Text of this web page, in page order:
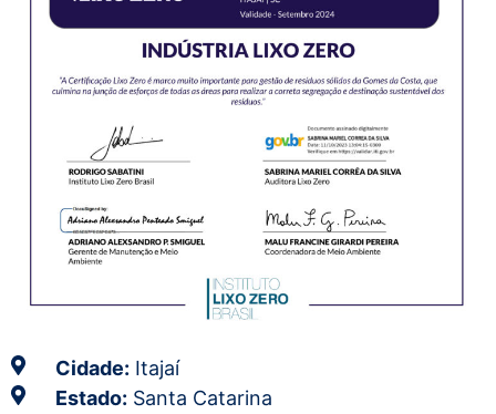
Cidade: Itajaí
Estado: Santa Catarina